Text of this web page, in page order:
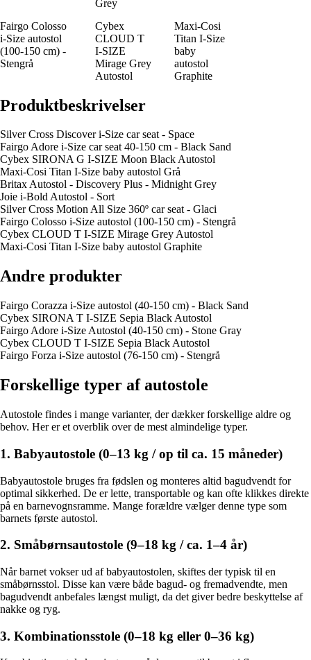
Grey
Fairgo Colosso
i-Size autostol
(100-150 cm) -
Stengrå
Cybex
CLOUD T
I-SIZE
Mirage Grey
Autostol
Maxi-Cosi
Titan I-Size
baby
autostol
Graphite
Produktbeskrivelser
Silver Cross Discover i-Size car seat - Space
Fairgo Adore i-Size car seat 40-150 cm - Black Sand
Cybex SIRONA G I-SIZE Moon Black Autostol
Maxi-Cosi Titan I-Size baby autostol Grå
Britax Autostol - Discovery Plus - Midnight Grey
Joie i-Bold Autostol - Sort
Silver Cross Motion All Size 360º car seat - Glaci
Fairgo Colosso i-Size autostol (100-150 cm) - Stengrå
Cybex CLOUD T I-SIZE Mirage Grey Autostol
Maxi-Cosi Titan I-Size baby autostol Graphite
Andre produkter
Fairgo Corazza i-Size autostol (40-150 cm) - Black Sand
Cybex SIRONA T I-SIZE Sepia Black Autostol
Fairgo Adore i-Size Autostol (40-150 cm) - Stone Gray
Cybex CLOUD T I-SIZE Sepia Black Autostol
Fairgo Forza i-Size autostol (76-150 cm) - Stengrå
Forskellige typer af autostole
Autostole findes i mange varianter, der dækker forskellige aldre og
behov. Her er et overblik over de mest almindelige typer.
1. Babyautostole (0–13 kg / op til ca. 15 måneder)
Babyautostole bruges fra fødslen og monteres altid bagudvendt for
optimal sikkerhed. De er lette, transportable og kan ofte klikkes direkte
på en barnevognsramme. Mange forældre vælger denne type som
barnets første autostol.
2. Småbørnsautostole (9–18 kg / ca. 1–4 år)
Når barnet vokser ud af babyautostolen, skiftes der typisk til en
småbørnsstol. Disse kan være både bagud- og fremadvendte, men
bagudvendt anbefales længst muligt, da det giver bedre beskyttelse af
nakke og ryg.
3. Kombinationsstole (0–18 kg eller 0–36 kg)